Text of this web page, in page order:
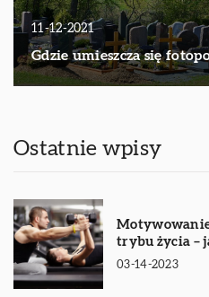
11-12-2021
Gdzie umieszcza się
Ostatnie wpisy
trybu życia –
03-14-2023